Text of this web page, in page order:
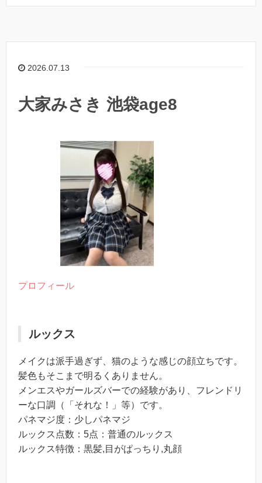
2026.07.13
大家みさき 池袋age8
プロフィール
ルックス
メイクは派手過ぎず、猫のような感じの顔立ちです。
髪色もそこまで明るくありません。
メンエスやガールズバーでの経験があり、フレンドリ
ーな口調（「それな！」等）です。
パネマジ度：少しパネマジ
ルックス点数：5点：普通のルックス
ルックス特徴：黒髪,目がぱっちり,丸顔